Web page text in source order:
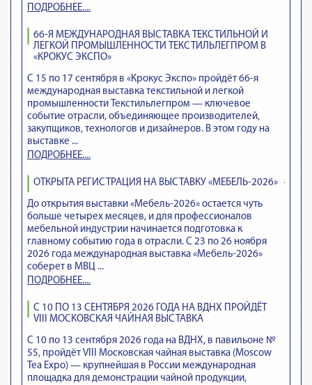
ПОДРОБНЕЕ....
66-Я МЕЖДУНАРОДНАЯ ВЫСТАВКА ТЕКСТИЛЬНОЙ И
ЛЕГКОЙ ПРОМЫШЛЕННОСТИ ТЕКСТИЛЬЛЕГПРОМ В
«КРОКУС ЭКСПО»
С 15 по 17 сентября в «Крокус Экспо» пройдёт 66-я
международная выставка текстильной и легкой
промышленности Текстильлегпром — ключевое
событие отрасли, объединяющее производителей,
закупщиков, технологов и дизайнеров. В этом году на
выставке ...
ПОДРОБНЕЕ....
ОТКРЫТА РЕГИСТРАЦИЯ НА ВЫСТАВКУ «МЕБЕЛЬ-2026»
До открытия выставки «Мебель-2026» остается чуть
больше четырех месяцев, и для профессионалов
мебельной индустрии начинается подготовка к
главному событию года в отрасли. С 23 по 26 ноября
2026 года международная выставка «Мебель-2026»
соберет в МВЦ ...
ПОДРОБНЕЕ....
С 10 ПО 13 СЕНТЯБРЯ 2026 ГОДА НА ВДНХ ПРОЙДЁТ
VIII МОСКОВСКАЯ ЧАЙНАЯ ВЫСТАВКА
С 10 по 13 сентября 2026 года на ВДНХ, в павильоне №
55, пройдёт VIII Московская чайная выставка (Moscow
Tea Expo) — крупнейшая в России международная
площадка для демонстрации чайной продукции,